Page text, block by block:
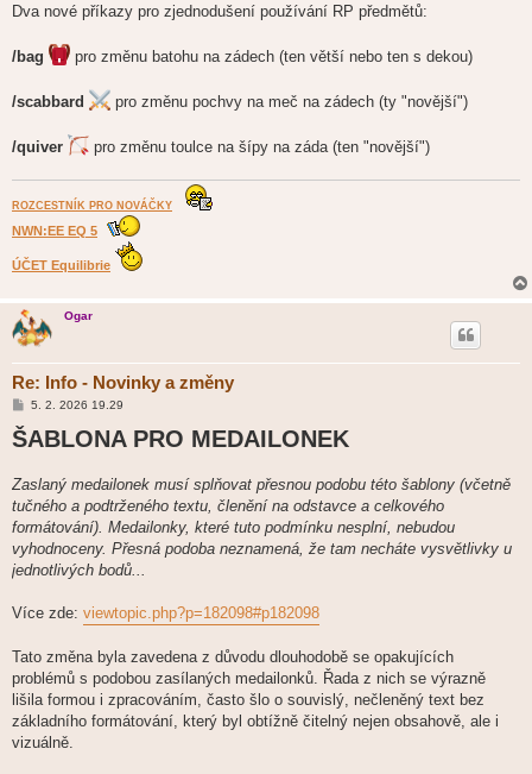
Dva nové příkazy pro zjednodušení používání RP předmětů:
/bag pro změnu batohu na zádech (ten větší nebo ten s dekou)
/scabbard pro změnu pochvy na meč na zádech (ty "novější")
/quiver pro změnu toulce na šípy na záda (ten "novější")
ROZCESTNÍK PRO NOVÁČKY
NWN:EE EQ 5
ÚČET Equilibrie
Ogar
Re: Info - Novinky a změny
P
í
s
v
e
5. 2. 2026 19.29
ŠABLONA PRO MEDAILONEK
Zaslaný medailonek musí splňovat přesnou podobu této šablony (včetně
tučného a podtrženého textu, členění na odstavce a celkového
formátování). Medailonky, které tuto podmínku nesplní, nebudou
vyhodnoceny. Přesná podoba neznamená, že tam necháte vysvětlivky u
jednotlivých bodů...
Více zde: viewtopic.php?p=182098#p182098
Tato změna byla zavedena z důvodu dlouhodobě se opakujících
problémů s podobou zasílaných medailonků. Řada z nich se výrazně
lišila formou i zpracováním, často šlo o souvislý, nečleněný text bez
základního formátování, který byl obtížně čitelný nejen obsahově, ale i
vizuálně.